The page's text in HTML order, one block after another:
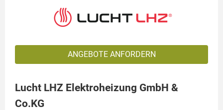
ANGEBOTE ANFORDERN
Lucht LHZ Elektroheizung GmbH &
Co.KG